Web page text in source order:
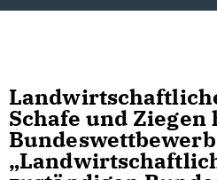
Schafe und